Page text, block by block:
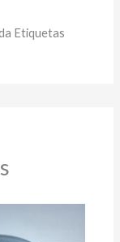
Etiquetas